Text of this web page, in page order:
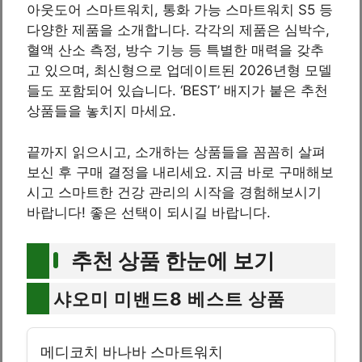
아웃도어 스마트워치, 통화 가능 스마트워치 S5 등
다양한 제품을 소개합니다. 각각의 제품은 심박수,
혈액 산소 측정, 방수 기능 등 특별한 매력을 갖추
고 있으며, 최신형으로 업데이트된 2026년형 모델
들도 포함되어 있습니다. ‘BEST’ 배지가 붙은 추천
상품들을 놓치지 마세요.
끝까지 읽으시고, 소개하는 상품들을 꼼꼼히 살펴
보신 후 구매 결정을 내리세요. 지금 바로 구매해보
시고 스마트한 건강 관리의 시작을 경험해보시기
바랍니다! 좋은 선택이 되시길 바랍니다.
추천 상품 한눈에 보기
샤오미 미밴드8 베스트 상품
메디코치 바나바 스마트워치